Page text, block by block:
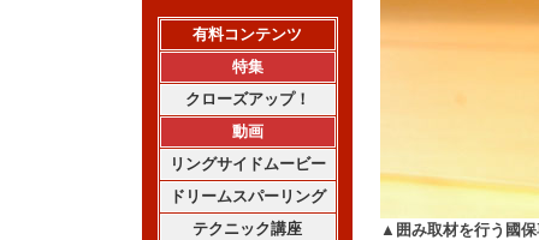
有料コンテンツ
特集
クローズアップ！
動画
リングサイドムービー
ドリームスパーリング
テクニック講座
▲囲み取材を行う國保